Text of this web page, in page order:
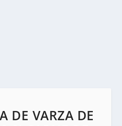
DE VARZA DE